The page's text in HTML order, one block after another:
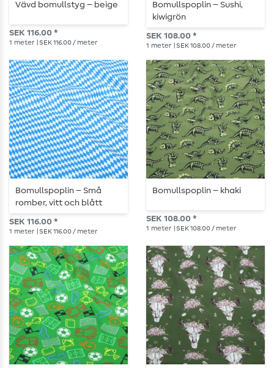
Vävd bomullstyg – beige
SEK 116.00 *
1 meter | SEK 116.00 / meter
Bomullspoplin – Sushi,
kiwigrön
SEK 108.00 *
1 meter | SEK 108.00 / meter
Bomullspoplin – Små
romber, vitt och blått
SEK 116.00 *
1 meter | SEK 116.00 / meter
Bomullspoplin – khaki
SEK 108.00 *
1 meter | SEK 108.00 / meter